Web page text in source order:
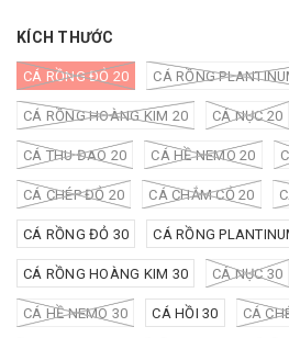
KÍCH THƯỚC
CÁ RỒNG ĐỎ 20 CÁ RỒNG
CÁ RỒNG HOÀNG KIM 20 CÁ NỤC 20
CÁ THU ĐAO 20 CÁ HỀ NEMO 20
CÁ CHÉP ĐỎ 20 CÁ CHẮM CỎ 20
CÁ RỒNG ĐỎ 30 CÁ RỒNG
CÁ RỒNG HOÀNG KIM 30 CÁ NỤC 30
CÁ HỀ NEMO 30 CÁ HỒI 30 CÁ